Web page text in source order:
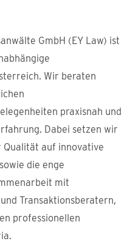
GmbH (EY Law) ist
Wir beraten
praxisnah und
Dabei setzen wir
auf innovative
die enge
mit
Transaktionsberatern,
professionellen